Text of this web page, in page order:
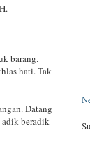
barang.
hati. Tak
Datang
adik beradik